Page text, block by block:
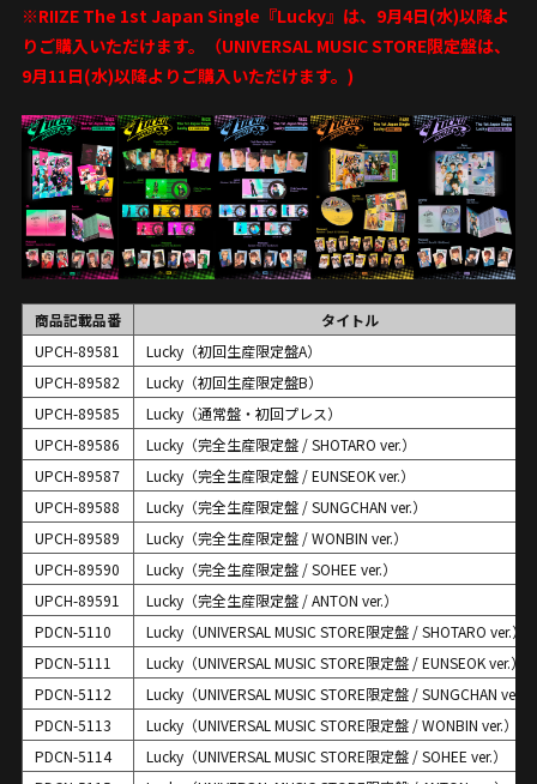
※RIIZE The 1st Japan Single『Lucky』は、9月4日(水)以降よ
りご購入いただけます。（UNIVERSAL MUSIC STORE限定盤は、
9月11日(水)以降よりご購入いただけます。)
商品記載品番
タイトル
UPCH-89581
Lucky（初回生産限定盤A）
UPCH-89582
Lucky（初回生産限定盤B）
UPCH-89585
Lucky（通常盤・初回プレス）
UPCH-89586
Lucky（完全生産限定盤 / SHOTARO ver.）
UPCH-89587
Lucky（完全生産限定盤 / EUNSEOK ver.）
UPCH-89588
Lucky（完全生産限定盤 / SUNGCHAN ver.）
UPCH-89589
Lucky（完全生産限定盤 / WONBIN ver.）
UPCH-89590
Lucky（完全生産限定盤 / SOHEE ver.）
UPCH-89591
Lucky（完全生産限定盤 / ANTON ver.）
PDCN-5110
Lucky（UNIVERSAL MUSIC STORE限定盤 / SHOTARO ver.）
PDCN-5111
Lucky（UNIVERSAL MUSIC STORE限定盤 / EUNSEOK ver.）
PDCN-5112
Lucky（UNIVERSAL MUSIC STORE限定盤 / SUNGCHAN ver.）
PDCN-5113
Lucky（UNIVERSAL MUSIC STORE限定盤 / WONBIN ver.）
PDCN-5114
Lucky（UNIVERSAL MUSIC STORE限定盤 / SOHEE ver.）